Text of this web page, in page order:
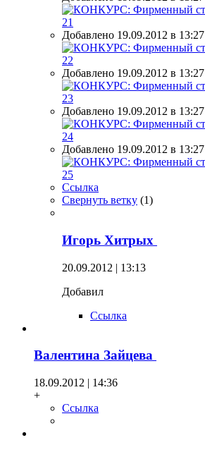
Добавлено 19.09.2012 в 13:27
Добавлено 19.09.2012 в 13:27
Добавлено 19.09.2012 в 13:27
Добавлено 19.09.2012 в 13:27
Ссылка
Свернуть ветку (1)
Игорь Хитрых
20.09.2012 | 13:13
Добавил
Ссылка
Валентина Зайцева
18.09.2012 | 14:36
+
Ссылка